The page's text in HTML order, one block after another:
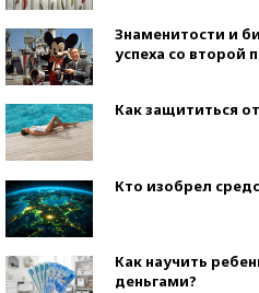
Знаменитости и
успеха со второй
Как защититься
Кто изобрел
Как научить
деньгами?